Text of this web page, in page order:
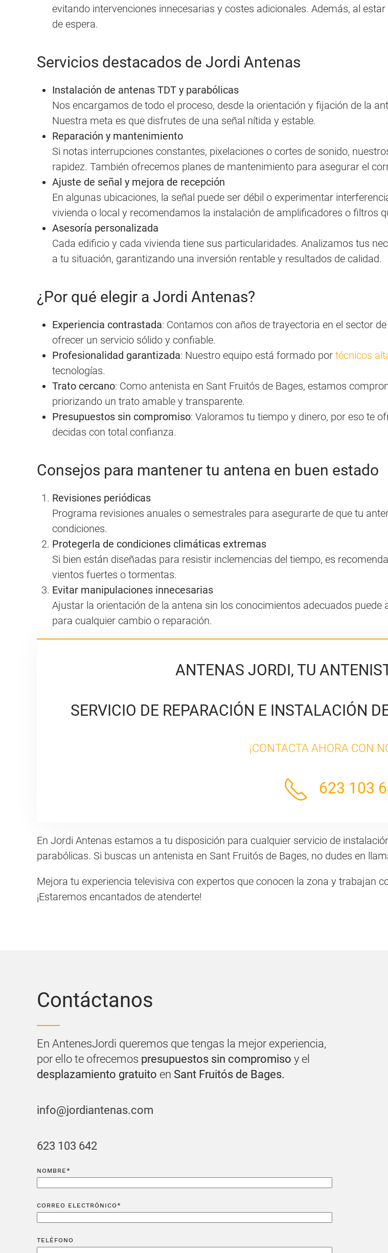
evitando intervenciones innecesarias y costes adicionales. Además, al
de espera.
Servicios destacados de Jordi Antenas
Instalación de antenas TDT y parabólicas
Nos encargamos de todo el proceso, desde la orientación y fijación de la
Nuestra meta es que disfrutes de una señal nítida y estable.
Reparación y mantenimiento
Si notas interrupciones constantes, pixelaciones o cortes de sonido,
rapidez. También ofrecemos planes de mantenimiento para asegurar el
Ajuste de señal y mejora de recepción
En algunas ubicaciones, la señal puede ser débil o experimentar
vivienda o local y recomendamos la instalación de amplificadores o filtros
Asesoría personalizada
Cada edificio y cada vivienda tiene sus particularidades. Analizamos tus
a tu situación, garantizando una inversión rentable y resultados de calidad.
¿Por qué elegir a Jordi Antenas?
Experiencia contrastada: Contamos con años de trayectoria en el sector
ofrecer un servicio sólido y confiable.
Profesionalidad garantizada: Nuestro equipo está formado por técnicos
tecnologías.
Trato cercano: Como antenista en Sant Fruitós de Bages, estamos
priorizando un trato amable y transparente.
Presupuestos sin compromiso: Valoramos tu tiempo y dinero, por eso te
decidas con total confianza.
Consejos para mantener tu antena en buen estado
Revisiones periódicas
Programa revisiones anuales o semestrales para asegurarte de que tu
condiciones.
Protegerla de condiciones climáticas extremas
Si bien están diseñadas para resistir inclemencias del tiempo, es
vientos fuertes o tormentas.
Evitar manipulaciones innecesarias
Ajustar la orientación de la antena sin los conocimientos adecuados
para cualquier cambio o reparación.
ANTENAS JORDI, TU
SERVICIO DE REPARACIÓN E INSTALACIÓN
¡CONTACTA AHORA CON
623 103
En Jordi Antenas estamos a tu disposición para cualquier servicio de
parabólicas. Si buscas un antenista en Sant Fruitós de Bages, no dudes en
Mejora tu experiencia televisiva con expertos que conocen la zona y trabajan
¡Estaremos encantados de atenderte!
Contáctanos
En AntenesJordi queremos que tengas la mejor experiencia,
por ello te ofrecemos presupuestos sin compromiso y el
desplazamiento gratuito en Sant Fruitós de Bages.
info@jordiantenas.com
623 103 642
NOMBRE*
CORREO ELECTRÓNICO*
TELÉFONO